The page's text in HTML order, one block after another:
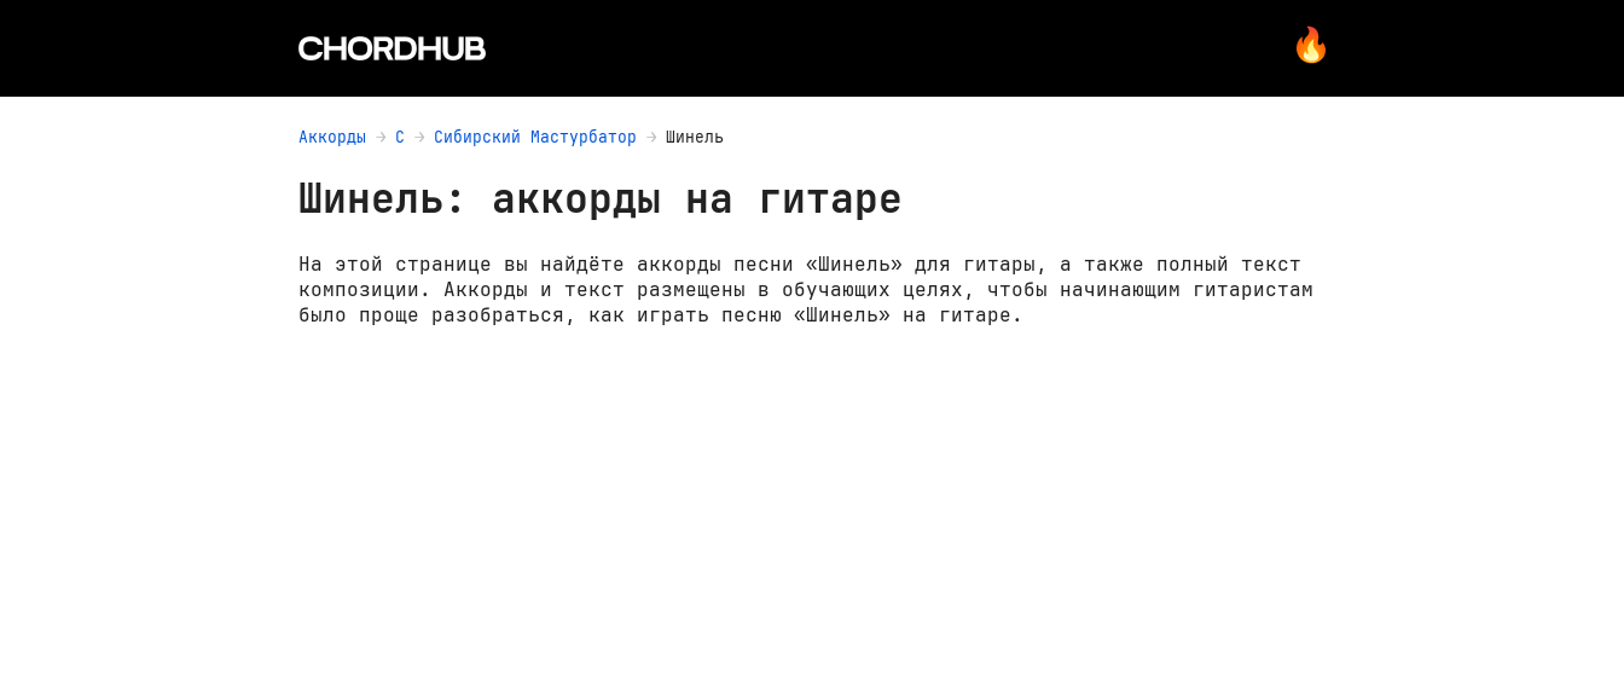
Аккорды С Сибирский Мастурбатор Шинель
Шинель: аккорды на гитаре
На этой странице вы найдёте аккорды песни «Шинель» для гитары, а также полный текст
композиции. Аккорды и текст размещены в обучающих целях, чтобы начинающим гитаристам
было проще разобраться, как играть песню «Шинель» на гитаре.